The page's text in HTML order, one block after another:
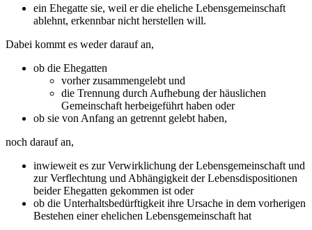
ein Ehegatte sie, weil er die eheliche Lebensgemeinschaft
ablehnt, erkennbar nicht herstellen will.
Dabei kommt es weder darauf an,
ob die Ehegatten
vorher zusammengelebt und
die Trennung durch Aufhebung der häuslichen
Gemeinschaft herbeigeführt haben oder
ob sie von Anfang an getrennt gelebt haben,
noch darauf an,
inwieweit es zur Verwirklichung der Lebensgemeinschaft und
zur Verflechtung und Abhängigkeit der Lebensdispositionen
beider Ehegatten gekommen ist oder
ob die Unterhaltsbedürftigkeit ihre Ursache in dem vorherigen
Bestehen einer ehelichen Lebensgemeinschaft hat